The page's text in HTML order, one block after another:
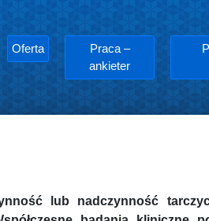
Oferta
Praca –
ankieter
lub nadczynność